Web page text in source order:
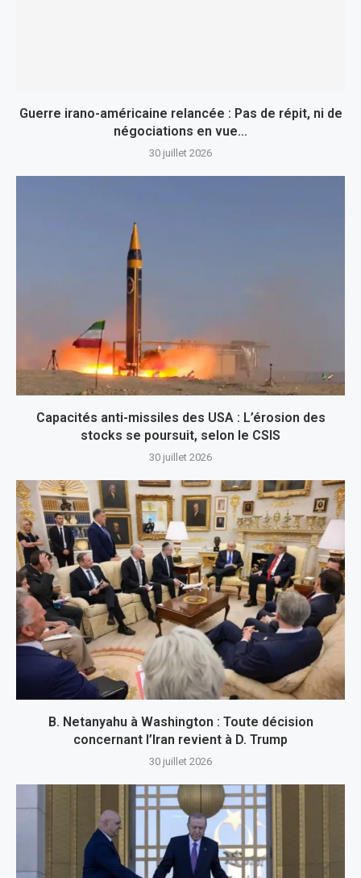
Guerre irano-américaine relancée : Pas de répit, ni de
négociations en vue…
30 juillet 2026
Capacités anti-missiles des USA : L’érosion des
stocks se poursuit, selon le CSIS
30 juillet 2026
B. Netanyahu à Washington : Toute décision
concernant l’Iran revient à D. Trump
30 juillet 2026